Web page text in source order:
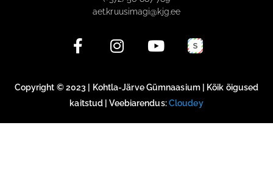
aet.kruusimagi@kjg.ee
Copyright © 2023 | Kohtla-Järve Gümnaasium | Kõik õigused
kaitstud | Veebiarendus:Cloudey